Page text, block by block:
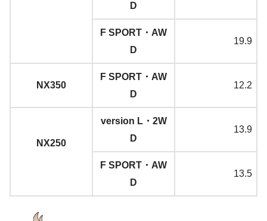
D
F SPORT・AW
D
19.9
NX350
F SPORT・AW
D
12.2
NX250
version L・2W
D
13.9
F SPORT・AW
D
13.5